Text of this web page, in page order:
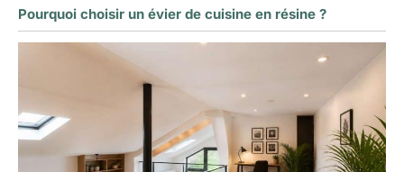
Pourquoi choisir un évier de cuisine en résine ?